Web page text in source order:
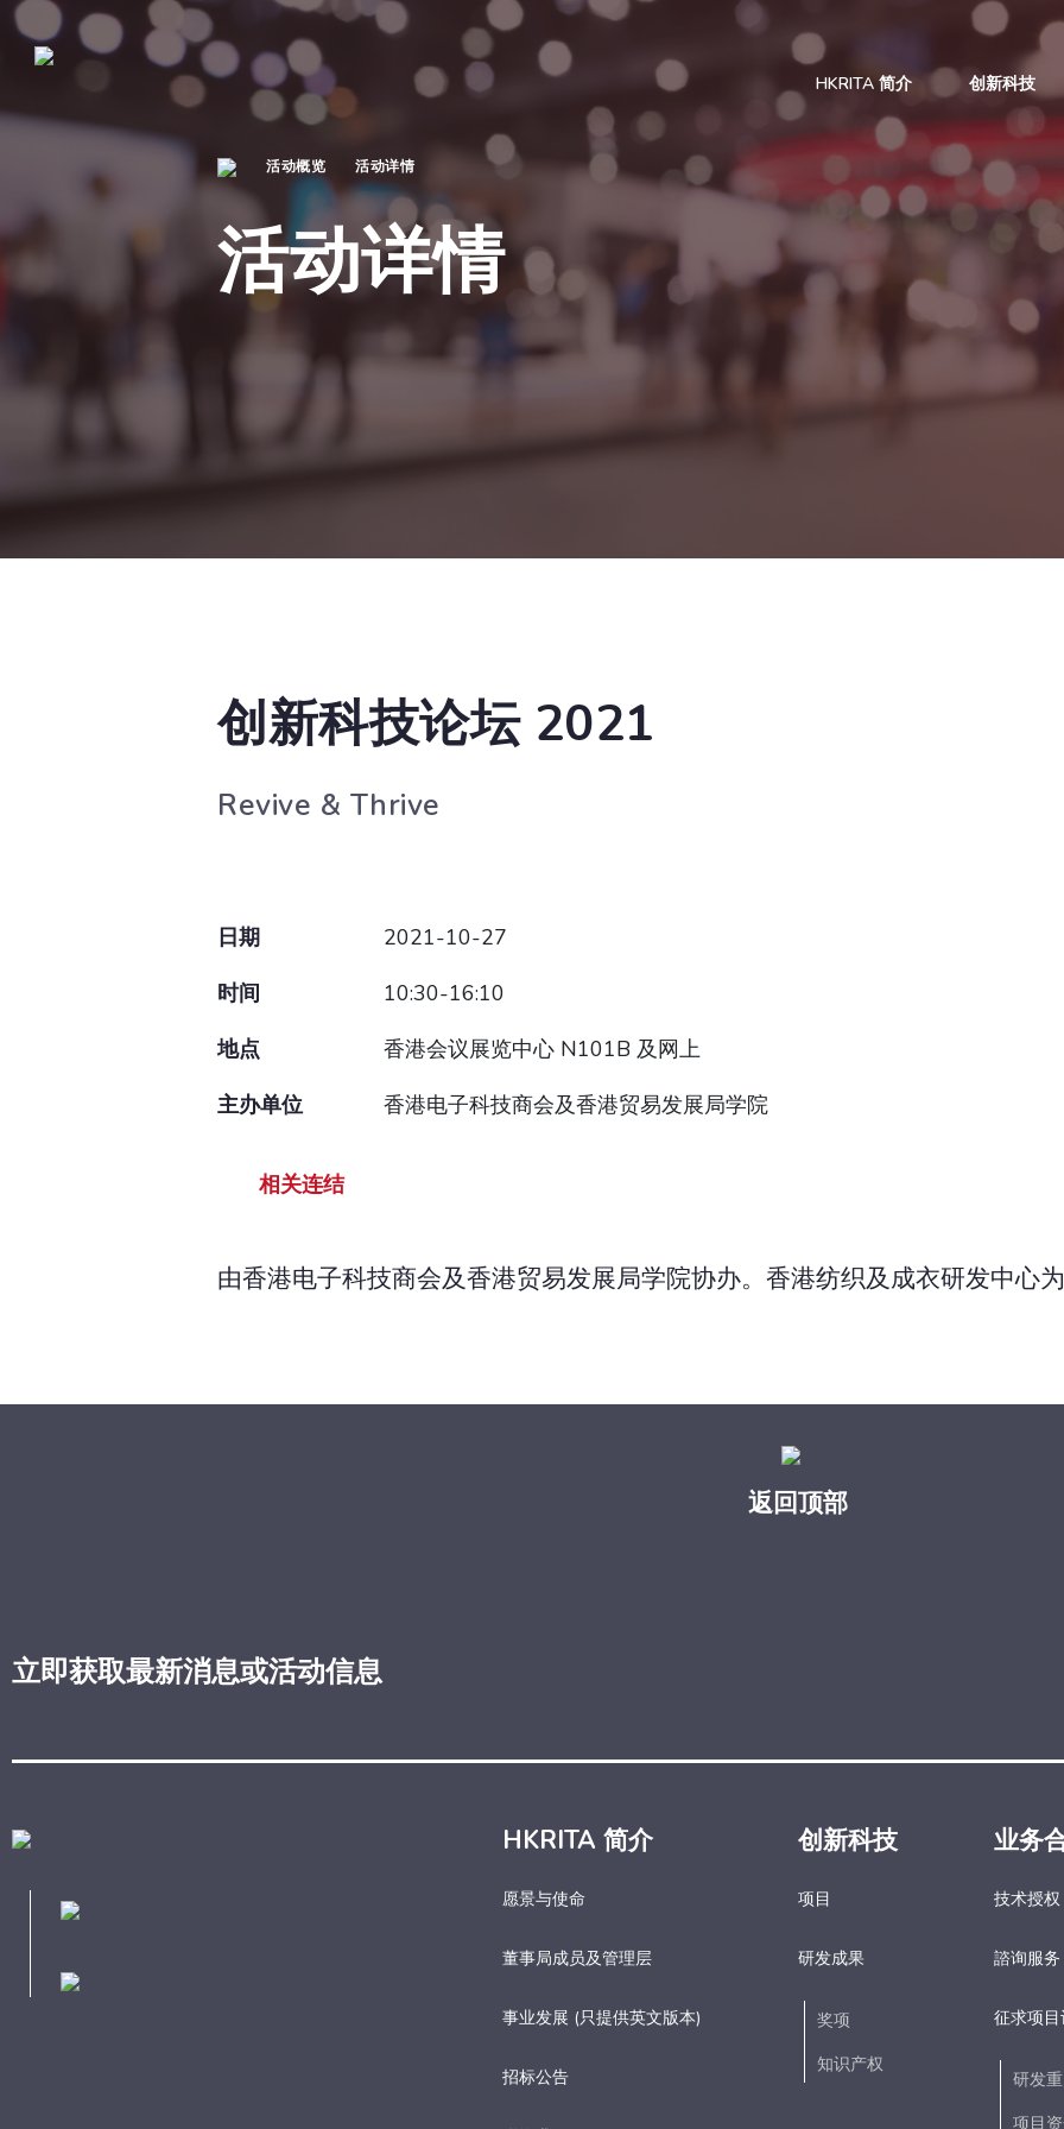
HKRITA 简介 创新科技
活动概览 活动详情
活动详情
创新科技论坛 2021
Revive & Thrive
日期
2021-10-27
时间
10:30-16:10
地点
香港会议展览中心 N101B 及网上
主办单位
香港电子科技商会及香港贸易发展局学院
相关连结
由香港电子科技商会及香港贸易发展局学院协办。香港纺织及成衣研发中心为
返回顶部
立即获取最新消息或活动信息
HKRITA 简介
愿景与使命
董事局成员及管理层
事业发展 (只提供英文版本)
招标公告
创新科技
项目
研发成果
奖项
知识产权
业务
技术授权
諮询服务
征求项
研发
项目